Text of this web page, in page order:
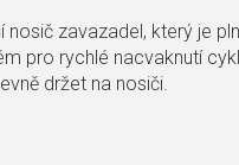
nosič zavazadel, který je
pro rychlé nacvaknutí
držet na nosiči.